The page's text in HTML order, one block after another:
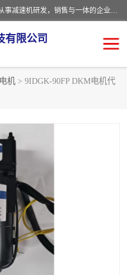
上海精晟邦机电科技有限公司是一家专业从事减速机研发，销售与一体的企业。公司拥有资深技术人员和技术团队服务人才，致力于为广大客户提供专业，细致的产品服务。主营产品有：中型减速电机，微型调速电机，精密行星减速机，蜗轮蜗杆减速机，RFKS四大系列减速机，SKM双曲面齿轮减速机，齿轮减速电机，行星减速机，防爆电机，变频器等系列；产品广泛用于汽车，船舶，能源，环保，包装，物流等领域，欢迎咨询。
有限公司
机 > 9IDGK-90FP DKM电机代
JSCC精研电机
精晟邦四大系列
精晟邦微型齿轮减速电机
晟邦电机
东元电机